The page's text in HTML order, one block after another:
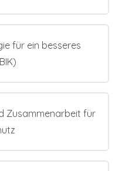
für ein besseres
Zusammenarbeit für